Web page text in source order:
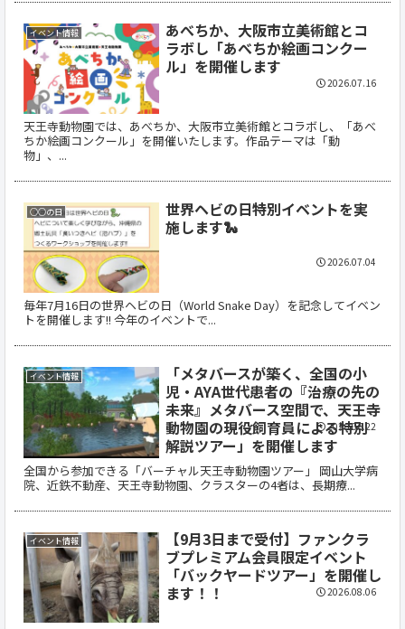
イベント情報
あべちか、大阪市立美術館とコ
ラボし「あべちか絵画コンクー
ル」を開催します
天王寺動物園では、あべちか、大阪市立美術館とコラボし、「あべ
ちか絵画コンクール」を開催いたします。作品テーマは「動
物」、...
2026.07.16
○○の日
世界ヘビの日特別イベントを実
施します🐍
毎年7月16日の世界ヘビの日（World Snake Day）を記念してイベン
トを開催します!! 今年のイベントで...
2026.07.04
イベント情報
「メタバースが築く、全国の小
児・AYA世代患者の『治療の先の
未来』メタバース空間で、天王寺
動物園の現役飼育員による特別
解説ツアー」を開催します
全国から参加できる「バーチャル天王寺動物園ツアー」 岡山大学病
院、近鉄不動産、天王寺動物園、クラスターの4者は、長期療...
2026.06.22
イベント情報
【9月3日まで受付】ファンクラ
ブプレミアム会員限定イベント
「バックヤードツアー」を開催し
ます！！
2026.08.06